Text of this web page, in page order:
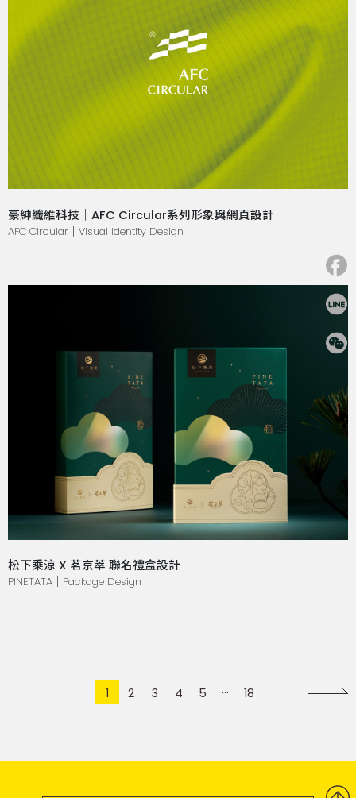
豪紳纖維科技｜AFC Circular系列形象與網頁設計
AFC Circular｜Visual Identity Design
松下乘涼 X 茗京萃 聯名禮盒設計
PINETATA｜Package Design
1 2 3 4 5 18